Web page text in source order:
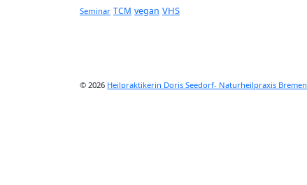
Seminar TCM vegan VHS
© 2026 Heilpraktikerin Doris Seedorf- Naturheilpraxis Bremen